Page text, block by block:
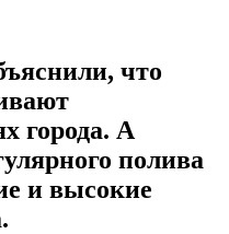
что
города. А
полива
и высокие